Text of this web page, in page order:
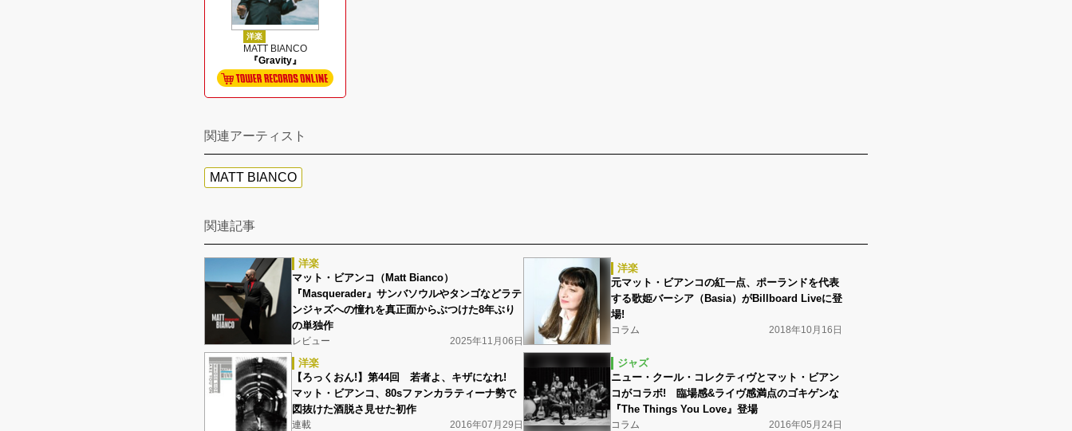
洋楽
MATT BIANCO
『Gravity』
関連アーティスト
MATT BIANCO
関連記事
洋楽
マット・ビアンコ（Matt Bianco）
『Masquerader』サンバソウルやタンゴなどラテ
ンジャズへの憧れを真正面からぶつけた8年ぶり
の単独作
レビュー 2025年11月06日
洋楽
元マット・ビアンコの紅一点、ポーランドを代表
する歌姫バーシア（Basia）がBillboard Liveに登
場!
コラム 2018年10月16日
洋楽
【ろっくおん!】第44回 若者よ、キザになれ!
マット・ビアンコ、80sファンカラティーナ勢で
図抜けた酒脱さ見せた初作
連載 2016年07月29日
ジャズ
ニュー・クール・コレクティヴとマット・ビアン
コがコラボ! 臨場感&ライヴ感満点のゴキゲンな
『The Things You Love』登場
コラム 2016年05月24日